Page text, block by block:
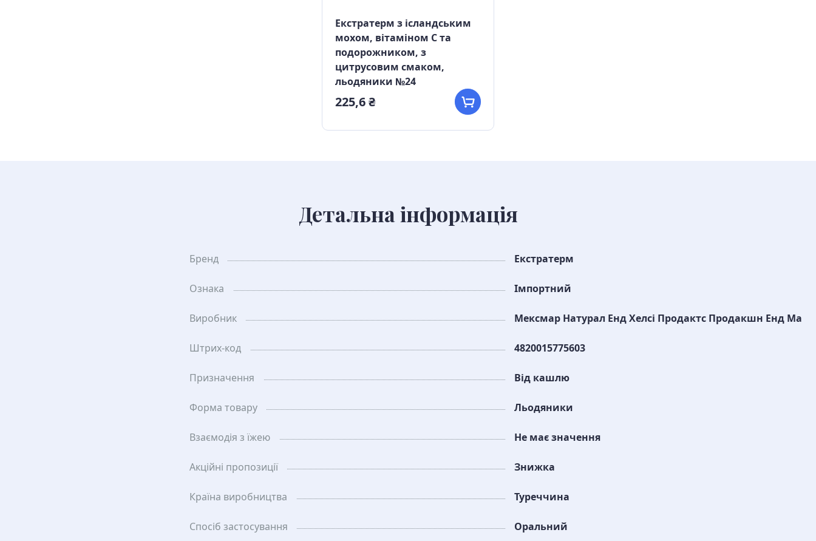
Екстратерм з ісландським
мохом, вітаміном С та
подорожником, з
цитрусовим смаком,
льодяники №24
225,6 ₴
Детальна інформація
Бренд Екстратерм
Ознака Імпортний
Виробник Мексмар Натурал Енд Хелсі Продактс Продакшн Енд Ма
Штрих-код 4820015775603
Призначення Від кашлю
Форма товару Льодяники
Взаємодія з їжею Не має значення
Акційні пропозиції Знижка
Країна виробництва Туреччина
Спосіб застосування Оральний